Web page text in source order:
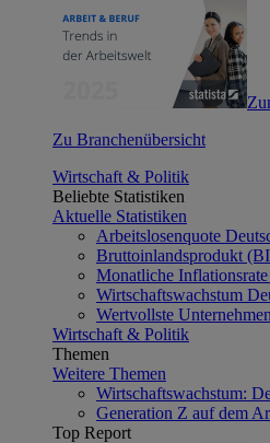
Zu Branchenübersicht
Wirtschaft & Politik
Beliebte Statistiken
Aktuelle Statistiken
Arbeitslosenquote
Bruttoinlandsprodukt
Monatliche
Wirtschaftswachstum
Wertvollste
Wirtschaft & Politik
Themen
Weitere Themen
Wirtschaftswachstum:
Generation Z auf dem
Top Report